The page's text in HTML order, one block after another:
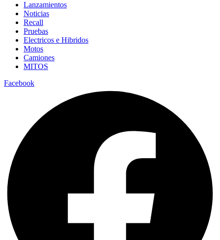
Lanzamientos
Noticias
Recall
Pruebas
Electricos e Hibridos
Motos
Camiones
MITOS
Facebook